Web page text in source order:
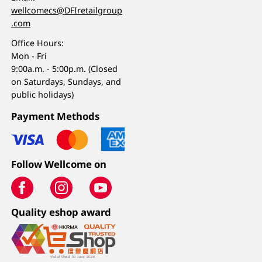
wellcomecs@DFIretailgroup
.com
Office Hours:
Mon - Fri
9:00a.m. - 5:00p.m. (Closed
on Saturdays, Sundays, and
public holidays)
Payment Methods
Follow Wellcome on
Quality eshop award